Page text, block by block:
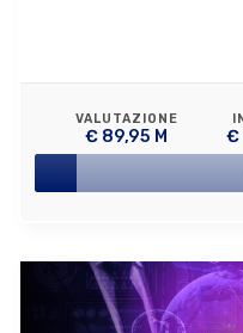
VALUTAZIONE
€ 89,95 M €